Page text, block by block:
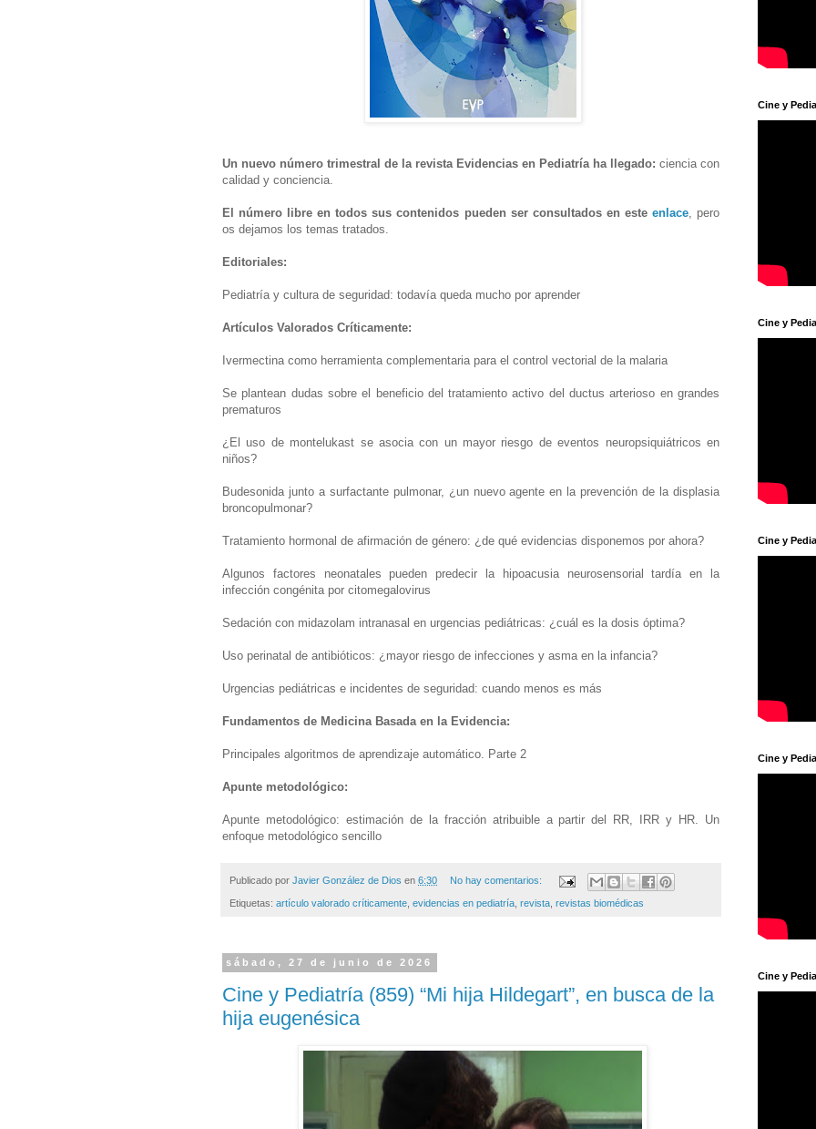
Un nuevo número trimestral de la revista Evidencias en Pediatría ha llegado: ciencia con
calidad y conciencia.
El número libre en todos sus contenidos pueden ser consultados en este enlace, pero
os dejamos los temas tratados.
Editoriales:
Pediatría y cultura de seguridad: todavía queda mucho por aprender
Artículos Valorados Críticamente:
Ivermectina como herramienta complementaria para el control vectorial de la malaria
Se plantean dudas sobre el beneficio del tratamiento activo del ductus arterioso en grandes
prematuros
¿El uso de montelukast se asocia con un mayor riesgo de eventos neuropsiquiátricos en
niños?
Budesonida junto a surfactante pulmonar, ¿un nuevo agente en la prevención de la displasia
broncopulmonar?
Tratamiento hormonal de afirmación de género: ¿de qué evidencias disponemos por ahora?
Algunos factores neonatales pueden predecir la hipoacusia neurosensorial tardía en la
infección congénita por citomegalovirus
Sedación con midazolam intranasal en urgencias pediátricas: ¿cuál es la dosis óptima?
Uso perinatal de antibióticos: ¿mayor riesgo de infecciones y asma en la infancia?
Urgencias pediátricas e incidentes de seguridad: cuando menos es más
Fundamentos de Medicina Basada en la Evidencia:
Principales algoritmos de aprendizaje automático. Parte 2
Apunte metodológico:
Apunte metodológico: estimación de la fracción atribuible a partir del RR, IRR y HR. Un
enfoque metodológico sencillo
Publicado por Javier González de Dios en 6:30 No hay comentarios:
Etiquetas: artículo valorado críticamente evidencias en pediatría revista revistas biomédicas
sábado, 27 de junio de 2026
Cine y Pediatría (859) “Mi hija Hildegart”, en busca de la
hija eugenésica
Cine y
Cine y
Cine y
Cine y
Cine y